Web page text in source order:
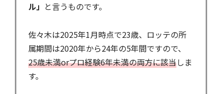
ル」 と言うものです。
佐々木は2025年1月時点で23歳、ロッテの所
属期間は2020年から24年の5年間ですので、
25歳未満orプロ経験6年未満の両方に該当しま
す。